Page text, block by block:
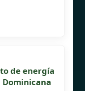
de energía